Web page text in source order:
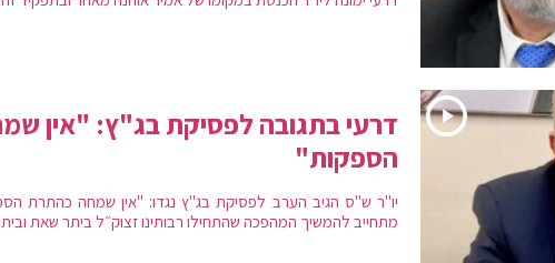
דרעי בתגובה לפסיקת בג"ץ: "אין
הספקות"
יו"ר ש"ס הגיב הערב לפסיקת בג"ץ נגדו: "אין שמחה כהתרת
מתחייב להמשיך המהפכה שהתחילו רבותינו זצוק״ל ביתר שאת